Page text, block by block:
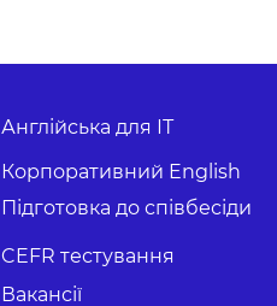
Англійська для ІТ
Корпоративний English
Підготовка до співбесіди
CEFR тестування
Вакансії